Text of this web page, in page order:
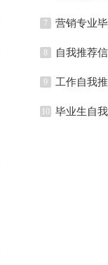
7 营销专业
8 自我推荐
9 工作自我
10 毕业生自